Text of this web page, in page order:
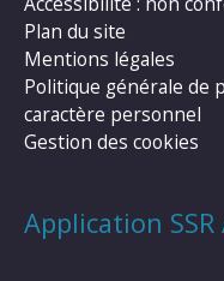
Plan du site
Mentions légales
Politique générale de
caractère personnel
Gestion des cookies
Application SSR